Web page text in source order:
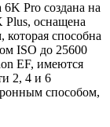
Pro создана на
Plus, оснащена
способна
ISO до 25600
EF, имеются
2, 4 и 6
способом,